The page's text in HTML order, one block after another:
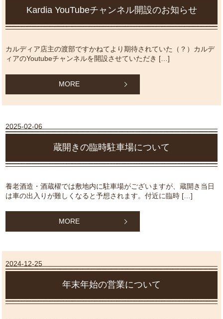
Kardia YouTubeチャンネル開設のお知らせ
カルディア店主の渡部ですかねてより期待されていた（？）カルデ
ィアのYoutubeチャンネルを開設させていただき […]
MORE
2025-02-06
蔵開きの臨時駐車場について
養老酒造・酒蔵櫂では敷地内に駐車場がございますが、蔵開き当日
は車の出入りが難しくなると予想されます。付近に臨時 […]
MORE
2024-12-25
年末年始の営業について